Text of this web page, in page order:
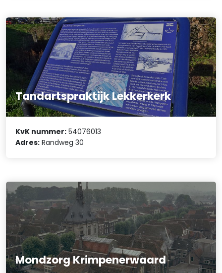
Tandartspraktijk Lekkerkerk
KvK nummer: 54076013
Adres: Randweg 30
Mondzorg Krimpenerwaard